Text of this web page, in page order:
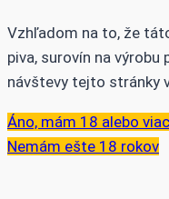
Vzhľadom na to, že
piva, surovín na výrobu
návštevy tejto stránky
Áno, mám 18 alebo
Nemám ešte 18 rokov